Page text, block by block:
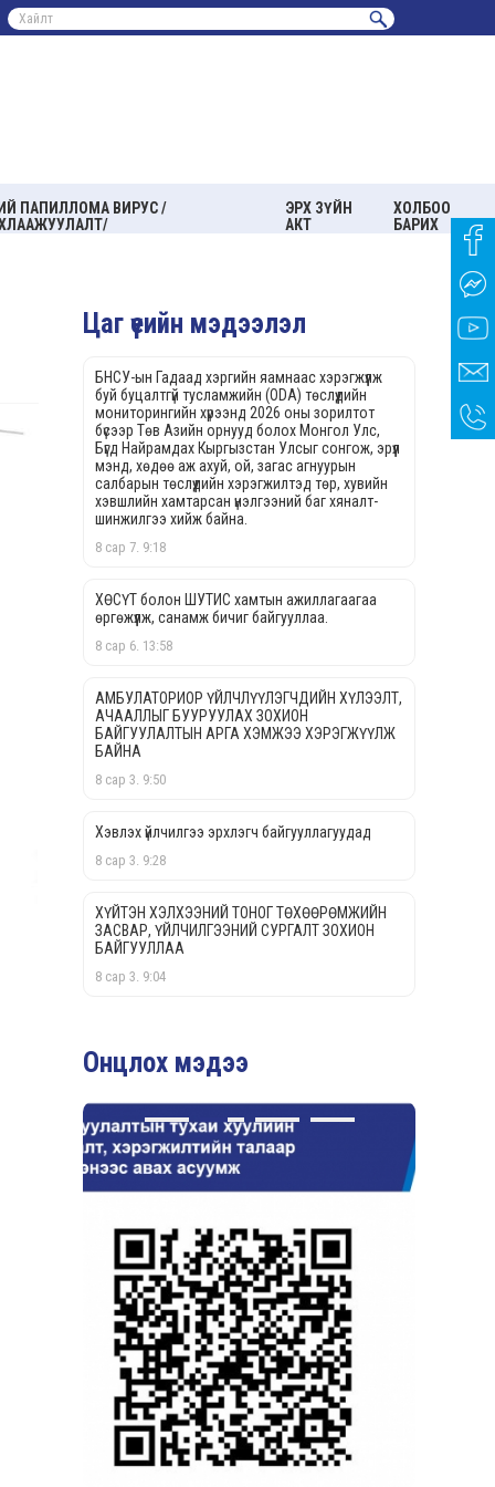
ПАПИЛЛОМА ВИРУС /
ЭРХ ЗҮЙН
АКТ
ХОЛБОО
БАРИХ
Цаг үеийн мэдээлэл
БНСУ-ын Гадаад хэргийн яамнаас хэрэгжүүлж
буй буцалтгүй тусламжийн (ODA) төслүүдийн
мониторингийн хүрээнд 2026 оны зорилтот
бүсээр Төв Азийн орнууд болох Монгол Улс,
Бүгд Найрамдах Кыргызстан Улсыг сонгож, эрүүл
мэнд, хөдөө аж ахуй, ой, загас агнуурын
салбарын төслүүдийн хэрэгжилтэд төр, хувийн
хэвшлийн хамтарсан үнэлгээний баг хяналт-
шинжилгээ хийж байна.
8 сар 7. 9:18
ХӨСҮТ болон ШУТИС хамтын ажиллагаагаа
өргөжүүлж, санамж бичиг байгууллаа.
8 сар 6. 13:58
АМБУЛАТОРИОР ҮЙЛЧЛҮҮЛЭГЧДИЙН ХҮЛЭЭЛТ,
АЧААЛЛЫГ БУУРУУЛАХ ЗОХИОН
БАЙГУУЛАЛТЫН АРГА ХЭМЖЭЭ ХЭРЭГЖҮҮЛЖ
БАЙНА
8 сар 3. 9:50
Хэвлэх үйлчилгээ эрхлэгч байгууллагуудад
8 сар 3. 9:28
ХҮЙТЭН ХЭЛХЭЭНИЙ ТОНОГ ТӨХӨӨРӨМЖИЙН
ЗАСВАР, ҮЙЛЧИЛГЭЭНИЙ СУРГАЛТ ЗОХИОН
БАЙГУУЛЛАА
8 сар 3. 9:04
Онцлох мэдээ